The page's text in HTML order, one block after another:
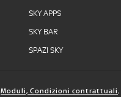
SKY APPS
SKY BAR
SPAZI SKY
Moduli, Condizioni contrattuali,